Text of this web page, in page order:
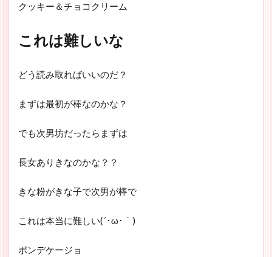
クッキー＆チョコクリーム
これは難しいな
どう読み取ればいいのだ？
まずは最初が棒なのかな？
でも次男坊だったらまずは
長女ありきなのかな？？
きな粉がきな子で次男が棒で
これは本当に難しい(´･ω･｀)
ポンデケージョ